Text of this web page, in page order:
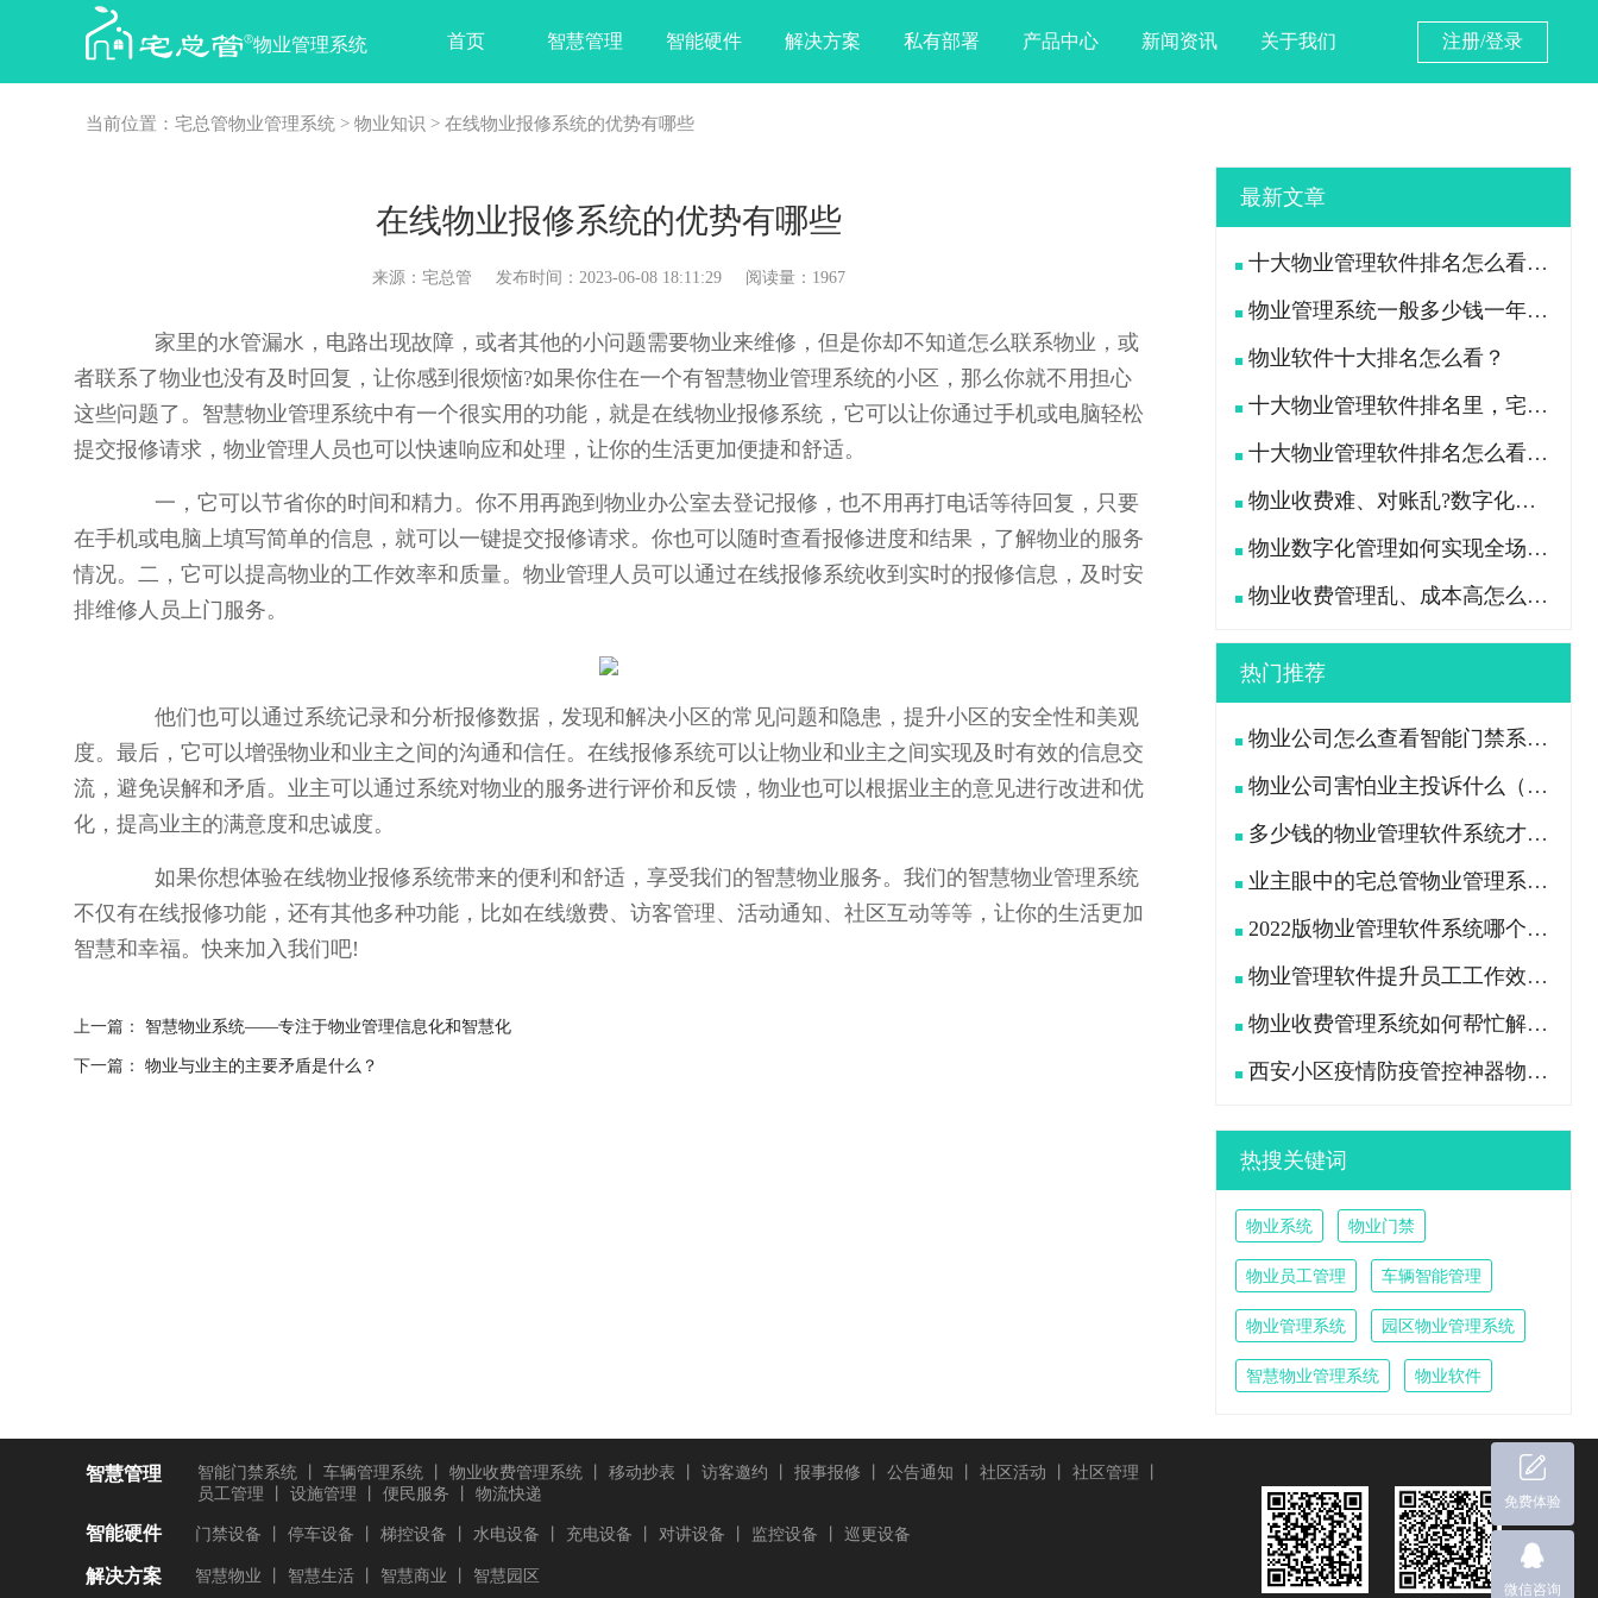
物业管理系统 首页 智慧管理 智能硬件 解决方案 私有部署 产品中心 新闻资讯 关于我们 注册/登录
免费体验
微信咨询
当前位置： 宅总管物业管理系统 > 物业知识 > 在线物业报修系统的优势有哪些
在线物业报修系统的优势有哪些
来源：宅总管 发布时间：2023-06-08 18:11:29 阅读量：1967
家里的水管漏水，电路出现故障，或者其他的小问题需要物业来维修，但是你却不知道怎么联系物业，或
者联系了物业也没有及时回复，让你感到很烦恼?如果你住在一个有智慧物业管理系统的小区，那么你就不用担心
这些问题了。智慧物业管理系统中有一个很实用的功能，就是在线物业报修系统，它可以让你通过手机或电脑轻松
提交报修请求，物业管理人员也可以快速响应和处理，让你的生活更加便捷和舒适。
一，它可以节省你的时间和精力。你不用再跑到物业办公室去登记报修，也不用再打电话等待回复，只要
在手机或电脑上填写简单的信息，就可以一键提交报修请求。你也可以随时查看报修进度和结果，了解物业的服务
情况。二，它可以提高物业的工作效率和质量。物业管理人员可以通过在线报修系统收到实时的报修信息，及时安
排维修人员上门服务。
他们也可以通过系统记录和分析报修数据，发现和解决小区的常见问题和隐患，提升小区的安全性和美观
度。最后，它可以增强物业和业主之间的沟通和信任。在线报修系统可以让物业和业主之间实现及时有效的信息交
流，避免误解和矛盾。业主可以通过系统对物业的服务进行评价和反馈，物业也可以根据业主的意见进行改进和优
化，提高业主的满意度和忠诚度。
如果你想体验在线物业报修系统带来的便利和舒适，享受我们的智慧物业服务。我们的智慧物业管理系统
不仅有在线报修功能，还有其他多种功能，比如在线缴费、访客管理、活动通知、社区互动等等，让你的生活更加
智慧和幸福。快来加入我们吧!
上一篇： 智慧物业系统——专注于物业管理信息化和智慧化
下一篇： 物业与业主的主要矛盾是什么？
最新文章
十大物业管理软件排名怎么看？宅总管靠什么在榜上站住脚？
物业管理系统一般多少钱一年？宅总管一年费用多少？
物业软件十大排名怎么看？
十大物业管理软件排名里，宅总管凭什么被300多家物业公司选择？
十大物业管理软件排名怎么看？宅总管凭什么能进榜？
物业收费难、对账乱?数字化手段如何落地解决
物业数字化管理如何实现全场景高效管控？
物业收费管理乱、成本高怎么办？
热门推荐
物业公司怎么查看智能门禁系统中行人及车辆出入记录
物业公司害怕业主投诉什么（业主用什么办法“治”物业公司）
多少钱的物业管理软件系统才是功能全且好用的？
业主眼中的宅总管物业管理系统APP是什么样的?
2022版物业管理软件系统哪个好（挑选物业软件看这7点）
物业管理软件提升员工工作效率、减轻工作压力
物业收费管理系统如何帮忙解决物业公司收费困难问题
西安小区疫情防疫管控神器物业管理系统
热搜关键词
物业系统 物业门禁
物业员工管理 车辆智能管理
物业管理系统 园区物业管理系统
智慧物业管理系统 物业软件
智慧管理 智能门禁系统 车辆管理系统 物业收费管理系统 移动抄表 访客邀约 报事报修 公告通知 社区活动 社区管理
员工管理
设施管理 便民服务 物流快递
智能硬件 门禁设备 停车设备 梯控设备 水电设备 充电设备 对讲设备 监控设备 巡更设备
解决方案 智慧物业 智慧生活 智慧商业 智慧园区